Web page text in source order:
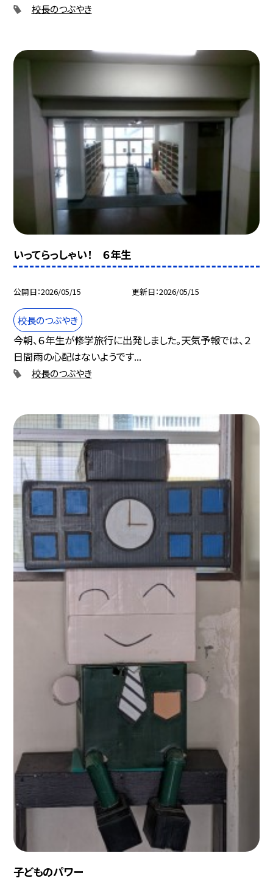
校長のつぶやき
いってらっしゃい！ ６年生
公開日 2026/05/15 更新日 2026/05/15
校長のつぶやき
今朝、６年生が修学旅行に出発しました。天気予報では、２
日間雨の心配はないようです...
校長のつぶやき
子どものパワー